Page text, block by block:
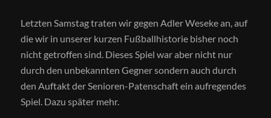
Letzten Samstag traten wir gegen Adler Weseke an, auf
die wir in unserer kurzen Fußballhistorie bisher noch
nicht getroffen sind. Dieses Spiel war aber nicht nur
durch den unbekannten Gegner sondern auch durch
den Auftakt der Senioren-Patenschaft ein aufregendes
Spiel. Dazu später mehr.